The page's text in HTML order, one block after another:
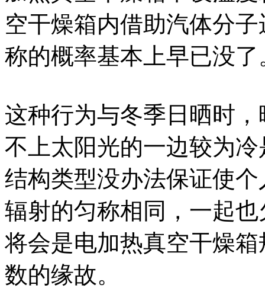
空干燥箱内借助汽体分
称的概率基本上早已没了
这种行为与冬季日晒时
不上太阳光的一边较为
结构类型没办法保证使
辐射的匀称相同，一起
将会是电加热真空干燥
数的缘故。